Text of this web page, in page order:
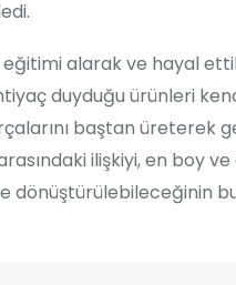
alarak ve hayal
duyduğu ürünleri
baştan
ilişkiyi, en boy
dönüştürülebileceğinin